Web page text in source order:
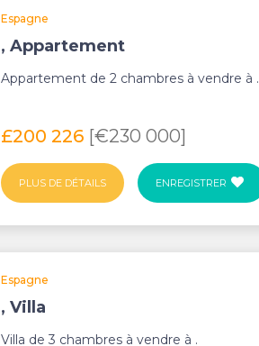
Espagne
, Appartement
Appartement de 2 chambres à vendre à .
£200 226 [€230 000]
PLUS DE DÉTAILS ENREGISTRER
Espagne
, Villa
Villa de 3 chambres à vendre à .